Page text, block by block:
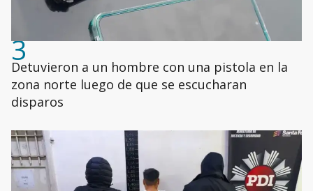
3
Detuvieron a un hombre con una pistola en la
zona norte luego de que se escucharan
disparos